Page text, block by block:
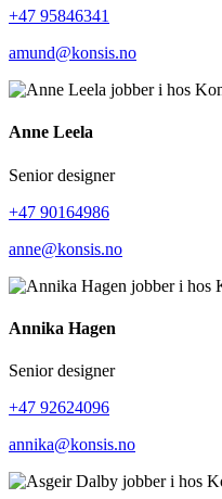
+47 95846341
amund@konsis.no
Anne Leela
Senior designer
+47 90164986
anne@konsis.no
Annika Hagen
Senior designer
+47 92624096
annika@konsis.no